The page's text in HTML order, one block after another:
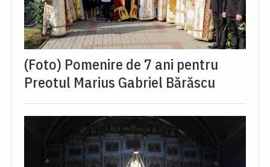
(Foto) Pomenire de 7 ani pentru
Preotul Marius Gabriel Bărăscu